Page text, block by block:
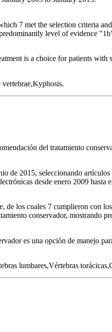
7 met the selection criteria
level of evidence
is a choice for patients
del tratamiento
de 2015, seleccionando
desde enero 2009 hasta
de los cuales 7 cumplieron con
conservador, mostrando
es una opción de manejo
lumbares,Vértebras